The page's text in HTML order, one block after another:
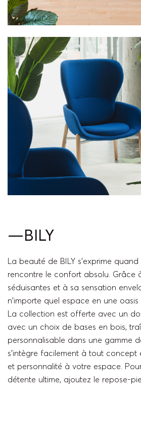
—BILY
La beauté de BILY s’exprime
rencontre le confort absolu. Grâce
séduisantes et à sa sensation
n'importe quel espace en une oasis
La collection est offerte avec un
avec un choix de bases en bois,
personnalisable dans une gamme
s'intègre facilement à tout concept
et personnalité à votre espace.
détente ultime, ajoutez le repose-